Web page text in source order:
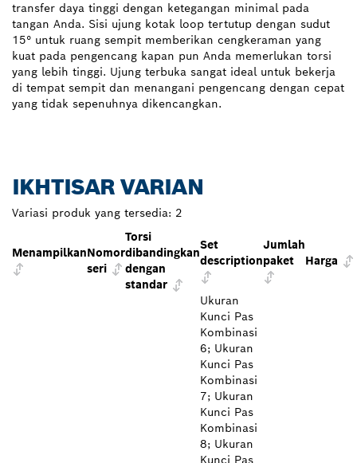
transfer daya tinggi dengan ketegangan minimal pada
tangan Anda. Sisi ujung kotak loop tertutup dengan sudut
15° untuk ruang sempit memberikan cengkeraman yang
kuat pada pengencang kapan pun Anda memerlukan torsi
yang lebih tinggi. Ujung terbuka sangat ideal untuk bekerja
di tempat sempit dan menangani pengencang dengan cepat
yang tidak sepenuhnya dikencangkan.
IKHTISAR VARIAN
Variasi produk yang tersedia: 2
MenampilkanNomor
seri
Torsi
dibandingkan
dengan
standar
Set
description
Jumlah
paket
Harga
Ukuran
Kunci Pas
Kombinasi
6; Ukuran
Kunci Pas
Kombinasi
7; Ukuran
Kunci Pas
Kombinasi
8; Ukuran
Kunci Pas